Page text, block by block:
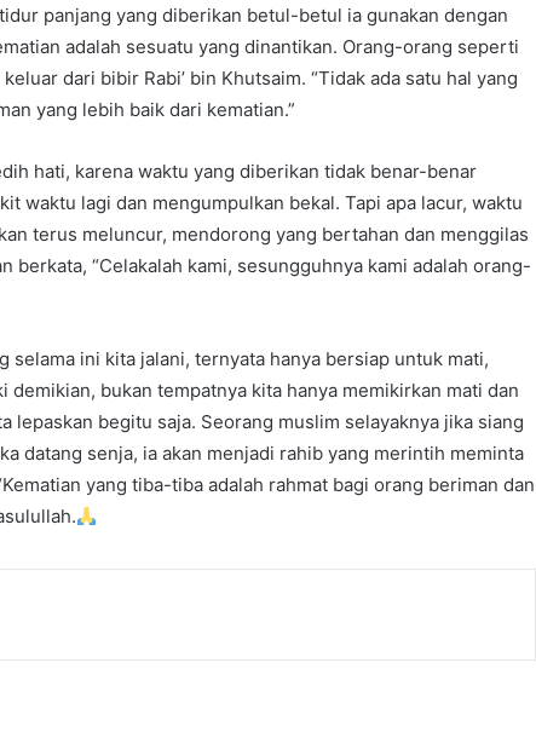
panjang yang diberikan betul-betul ia gunakan dengan
adalah sesuatu yang dinantikan. Orang-orang seperti
dari bibir Rabi’ bin Khutsaim. “Tidak ada satu hal yang
yang lebih baik dari kematian.”
hati, karena waktu yang diberikan tidak benar-benar
waktu lagi dan mengumpulkan bekal. Tapi apa lacur, waktu
terus meluncur, mendorong yang bertahan dan menggilas
“Celakalah kami, sesungguhnya kami adalah orang-
selama ini kita jalani, ternyata hanya bersiap untuk mati,
bukan tempatnya kita hanya memikirkan mati dan
lepaskan begitu saja. Seorang muslim selayaknya jika siang
datang senja, ia akan menjadi rahib yang merintih meminta
yang tiba-tiba adalah rahmat bagi orang beriman dan